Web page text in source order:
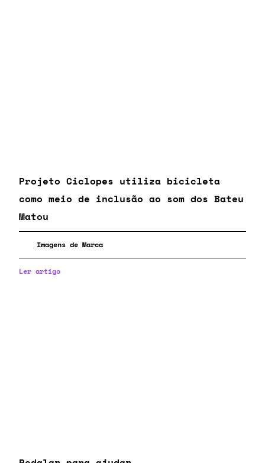
Projeto Ciclopes utiliza bicicleta
como meio de inclusão ao som dos Bateu
Matou
Imagens de Marca
Ler artigo